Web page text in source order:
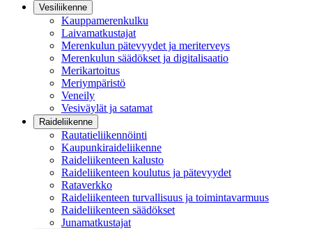
Vesiliikenne
Kauppamerenkulku
Laivamatkustajat
Merenkulun pätevyydet ja meriterveys
Merenkulun säädökset ja digitalisaatio
Merikartoitus
Meriympäristö
Veneily
Vesiväylät ja satamat
Raideliikenne
Rautatieliikennöinti
Kaupunkiraideliikenne
Raideliikenteen kalusto
Raideliikenteen koulutus ja pätevyydet
Rataverkko
Raideliikenteen turvallisuus ja toimintavarmuus
Raideliikenteen säädökset
Junamatkustajat